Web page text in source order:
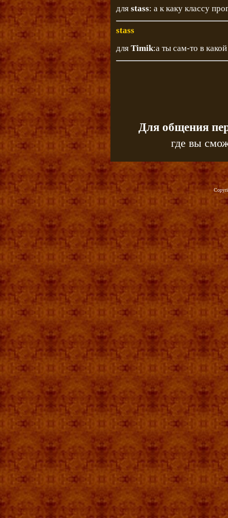
для stass: а к каку классу
stass
для Timik:а ты сам-то в
Для общения
где вы